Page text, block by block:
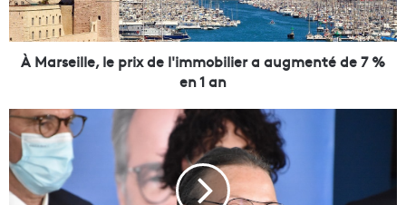
l
l
e
p
i
x
À Marseille, le prix de l'immobilier a augmenté de 7 %
en 1 an
A
i
x
:
l